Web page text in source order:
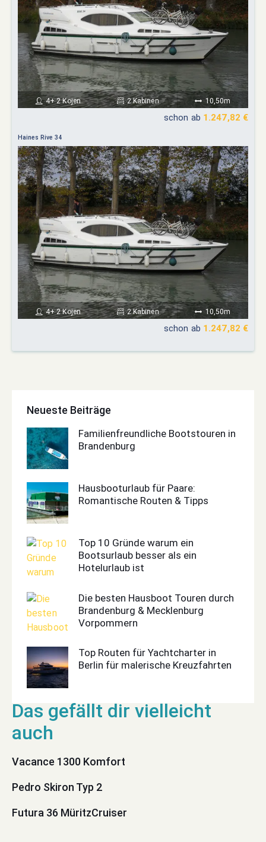
4+ 2 Kojen 2 Kabinen 10,50m
schon ab 1.247,82 €
Haines Rive 34
4+ 2 Kojen 2 Kabinen 10,50m
schon ab 1.247,82 €
Neueste Beiträge
Familienfreundliche Bootstouren in
Brandenburg
Hausbooturlaub für Paare:
Romantische Routen & Tipps
Top 10 Gründe warum ein
Bootsurlaub besser als ein
Hotelurlaub ist
Die besten Hausboot Touren durch
Brandenburg & Mecklenburg
Vorpommern
Top Routen für Yachtcharter in
Berlin für malerische Kreuzfahrten
Vacance 1300 Komfort
Pedro Skiron Typ 2
Futura 36 MüritzCruiser